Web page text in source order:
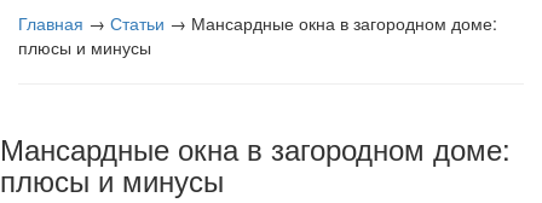
Главная → Статьи → Мансардные окна в загородном доме:
плюсы и минусы
Мансардные окна в загородном доме:
плюсы и минусы